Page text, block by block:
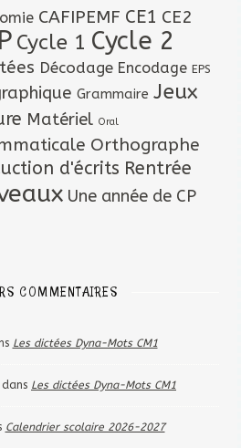
CAFIPEMF CE1 CE2
Cycle 1 Cycle 2
Décodage Encodage EPS
Grammaire Jeux
Matériel Oral
Orthographe
d'écrits Rentrée
Une année de CP
COMMENTAIRES
Les dictées Dyna-Mots CM1
dans Les dictées Dyna-Mots CM1
Calendrier scolaire 2026-2027